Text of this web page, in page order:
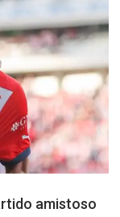
amistoso